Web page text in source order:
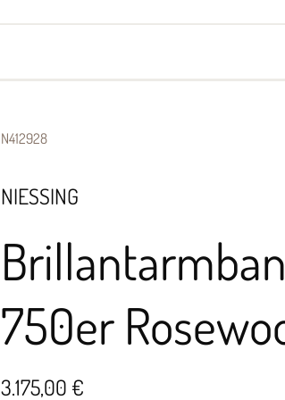
N412928
NIESSING
750er
3.175,00 €